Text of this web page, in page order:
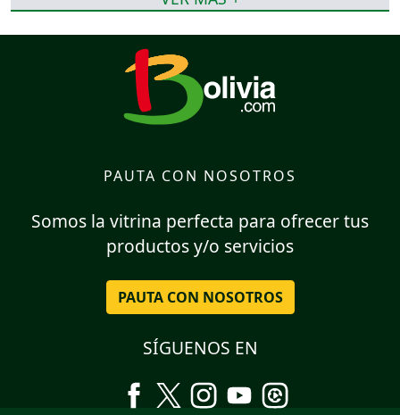
PAUTA CON NOSOTROS
Somos la vitrina perfecta para ofrecer tus
productos y/o servicios
PAUTA CON NOSOTROS
SÍGUENOS EN